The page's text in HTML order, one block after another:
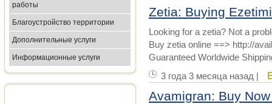
работы
Благоустройство территории
Дополнительные услуги
Информационные услуги
Zetia: Buying
Looking for a zetia? Not a
Buy zetia online ==> http://
Guaranteed Worldwide
3 года 3 месяца назад |
Avamigran: Buy